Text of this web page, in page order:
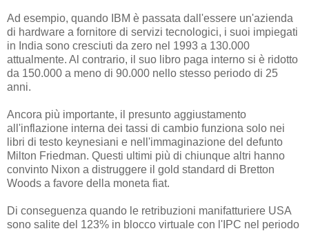
Ad esempio, quando IBM è passata dall'essere un'azienda
di hardware a fornitore di servizi tecnologici, i suoi impiegati
in India sono cresciuti da zero nel 1993 a 130.000
attualmente. Al contrario, il suo libro paga interno si è ridotto
da 150.000 a meno di 90.000 nello stesso periodo di 25
anni.
Ancora più importante, il presunto aggiustamento
all'inflazione interna dei tassi di cambio funziona solo nei
libri di testo keynesiani e nell'immaginazione del defunto
Milton Friedman. Questi ultimi più di chiunque altri hanno
convinto Nixon a distruggere il gold standard di Bretton
Woods a favore della moneta fiat.
Di conseguenza quando le retribuzioni manifatturiere USA
sono salite del 123% in blocco virtuale con l'IPC nel periodo